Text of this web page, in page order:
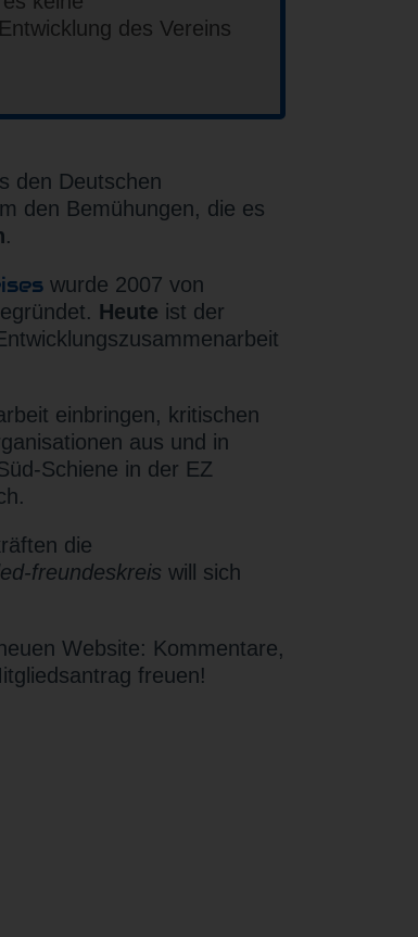
des Vereins
den Deutschen
den Bemühungen, die es
.
wurde 2007 von
Heute ist der
einbringen, kritischen
aus und in
Schiene in der EZ
die
freundeskreis will sich
Website: Kommentare,
freuen!